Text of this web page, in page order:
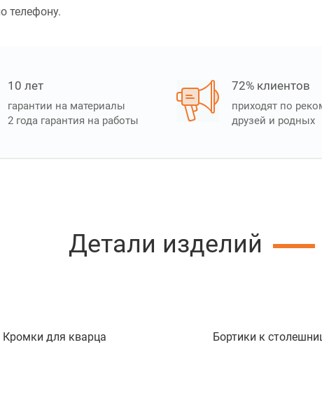
телефону.
10 лет
гарантии на материалы
2 года гарантия на работы
72% клиентов
приходят по
друзей и родных
Детали изделий
Кромки для кварца Бортики к